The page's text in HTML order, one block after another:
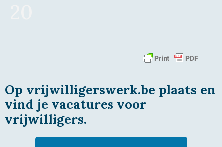
Op vrijwilligerswerk.be plaats en
vind je vacatures voor
vrijwilligers.